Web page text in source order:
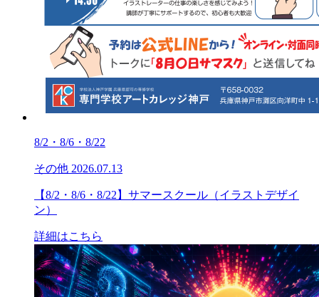
8/2・8/6・8/22
その他 2026.07.13
【8/2・8/6・8/22】サマースクール（イラストデザイ
ン）
詳細はこちら